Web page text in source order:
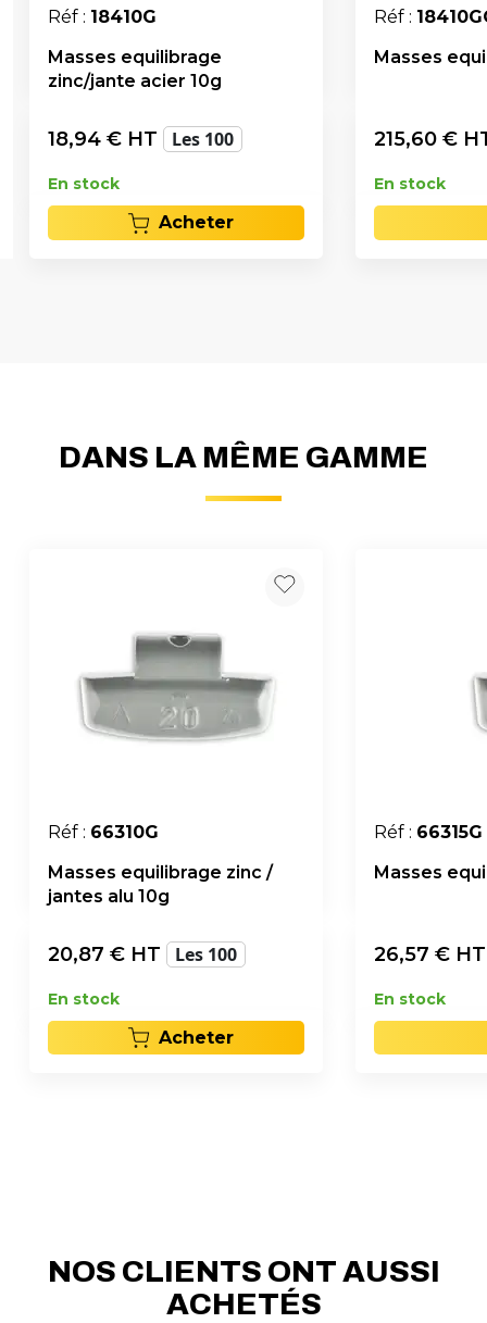
Réf : 18410G
Masses equilibrage
zinc/jante acier 10g
18,94 € HT Les 100
En stock
Acheter
Réf :
Masses
215,60 €
En stock
DANS LA MÊME GAMME
Réf : 66310G
Masses equilibrage zinc /
jantes alu 10g
20,87 € HT Les 100
En stock
Acheter
Réf : 66315G
Masses
26,57 €
En stock
NOS CLIENTS ONT AUSSI
ACHETÉS